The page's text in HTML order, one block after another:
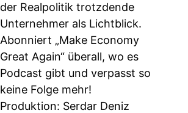
der Realpolitik trotzdende
Unternehmer als Lichtblick.
Abonniert „Make Economy
Great Again“ überall, wo es
Podcast gibt und verpasst so
keine Folge mehr!
Produktion: Serdar Deniz